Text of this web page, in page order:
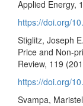
Applied Energy,
https://doi.org/
Stiglitz, Joseph
Price and Non-
Review, 119
https://doi.org/
Svampa,